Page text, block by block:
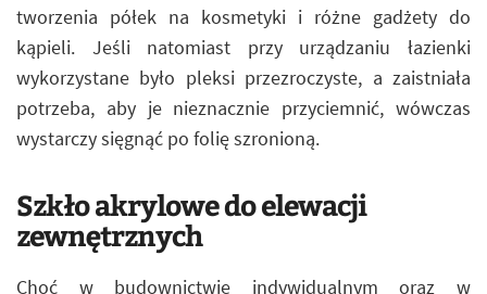
tworzenia półek na kosmetyki i różne gadżety do
kąpieli. Jeśli natomiast przy urządzaniu łazienki
wykorzystane było pleksi przezroczyste, a zaistniała
potrzeba, aby je nieznacznie przyciemnić, wówczas
wystarczy sięgnąć po folię szronioną.
Szkło akrylowe do elewacji
zewnętrznych
Choć w budownictwie indywidualnym oraz w